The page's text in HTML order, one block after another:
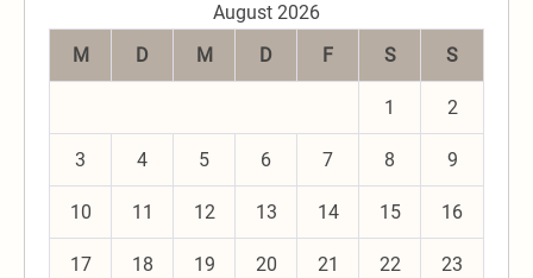
August 2026
M
D M D F S S
1 2
3 4 5 6 7 8 9
10 11 12 13 14 15 16
17 18 19 20 21 22 23